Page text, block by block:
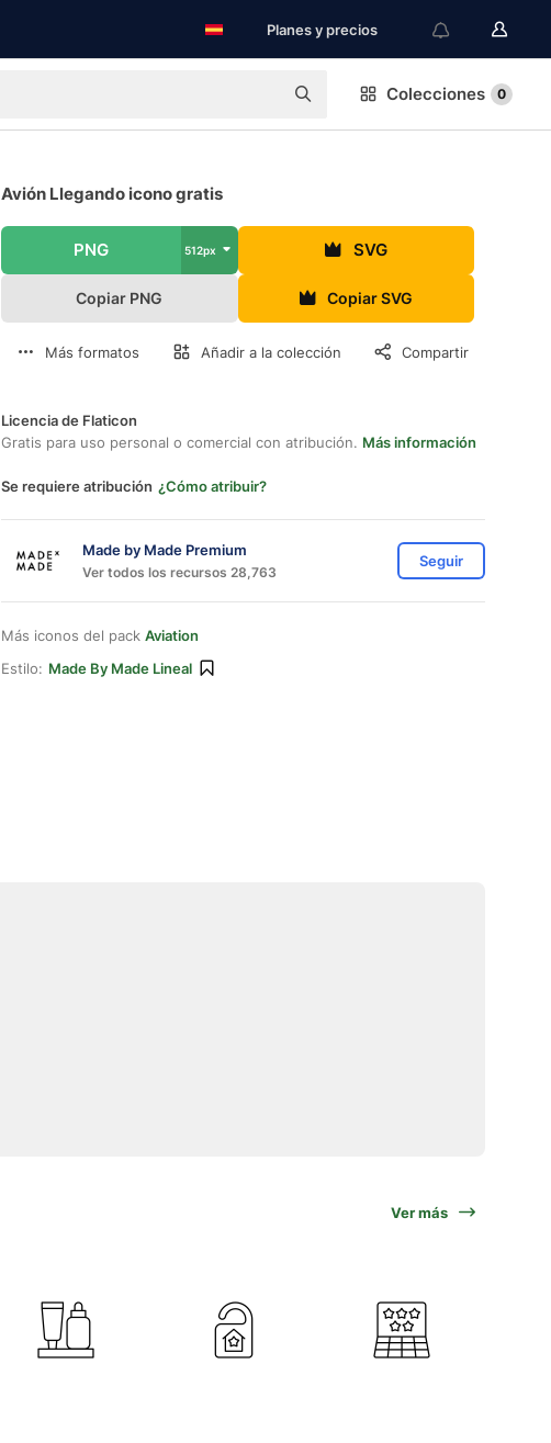
Planes y precios
Colecciones 0
Avión Llegando icono gratis
PNG 512px SVG
Copiar PNG Copiar SVG
Más formatos Añadir a la colección Compartir
Licencia de Flaticon
Gratis para uso personal o comercial con atribución. Más información
Se requiere atribución ¿Cómo atribuir?
Made by Made Premium
Ver todos los recursos 28,763
Seguir
Más iconos del pack Aviation
Estilo: Made By Made Lineal
Ver más